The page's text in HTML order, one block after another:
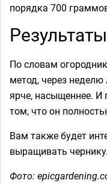
порядка 700
По словам
метод, через неделю
ярче, насыщеннее. И
том, что он
Вам также будет
выращивать чернику.
Фото: